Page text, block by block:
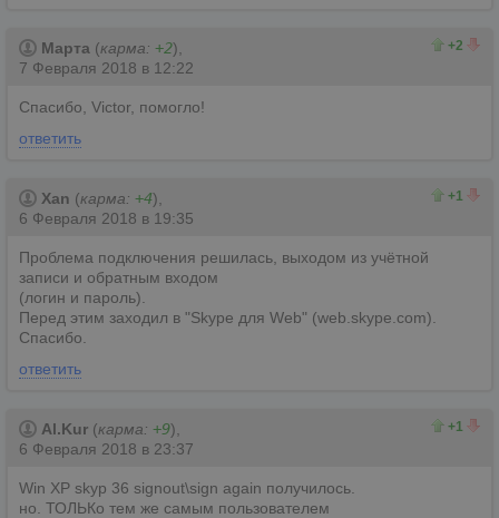
+2
Марта (карма: +2),
7 Февраля 2018 в 12:22
Спасибо, Victor, помогло!
ответить
+1
Xan (карма: +4),
6 Февраля 2018 в 19:35
Проблема подключения решилась, выходом из учётной
записи и обратным входом
(логин и пароль).
Перед этим заходил в "Skype для Web" (web.skype.com).
Спасибо.
ответить
+1
Al.Kur (карма: +9),
6 Февраля 2018 в 23:37
Win XP skyp 36 signout\sign again получилось.
но. ТОЛЬКо тем же самым пользователем